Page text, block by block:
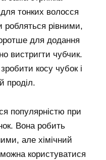
тонких волосся
робляться рівними,
для додання
вистригти чубчик.
косу чубок і
проділ.
популярністю при
Вона робить
але хімічний
користуватися